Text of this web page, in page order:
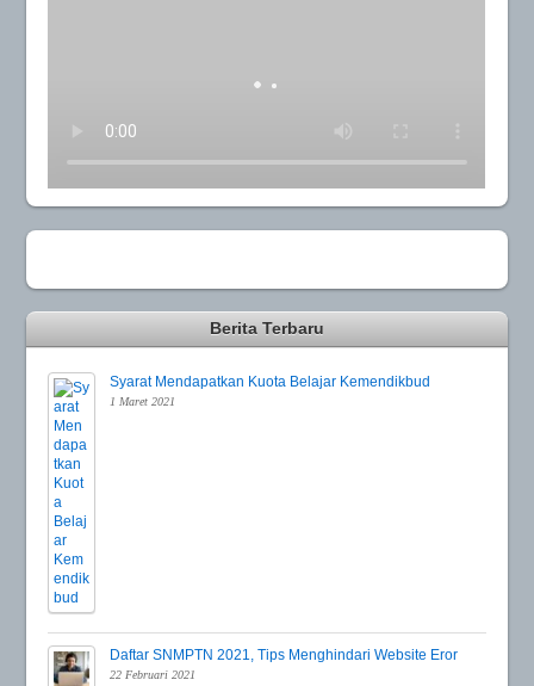
Berita Terbaru
Syarat Mendapatkan Kuota Belajar Kemendikbud
1 Maret 2021
Daftar SNMPTN 2021, Tips Menghindari Website Eror
22 Februari 2021